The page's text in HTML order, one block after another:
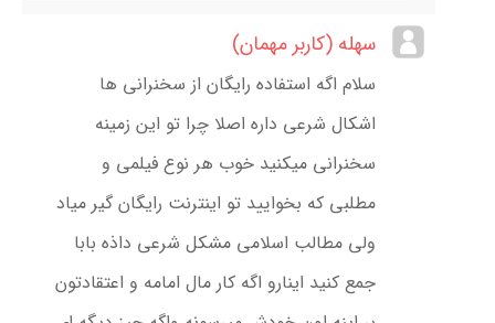
سهله (کاربر مهمان)
سلام اگه استفاده رایگان از سخنرانی ها
اشکال شرعی داره اصلا چرا تو این زمینه
سخنرانی میکنید خوب هر نوع فیلمی و
مطلبی که بخوایید تو اینترنت رایگان گیر میاد
ولی مطالب اسلامی مشکل شرعی داذه بابا
جمع کنید اینارو اگه کار مال امامه و اعتقادتون